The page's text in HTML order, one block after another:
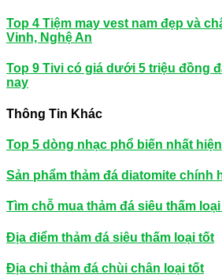
Top 4 Tiệm may vest nam đẹp và
Vinh, Nghệ An
Top 9 Tivi có giá dưới 5 triệu đồng
nay
Thông Tin Khác
Top 5 dòng nhạc phổ biến nhất
Sản phẩm thảm đá diatomite chính
Tìm chỗ mua thảm đá siêu thấm
Địa điểm thảm đá siêu thấm loại tốt
Địa chỉ thảm đá chùi chân loại tốt